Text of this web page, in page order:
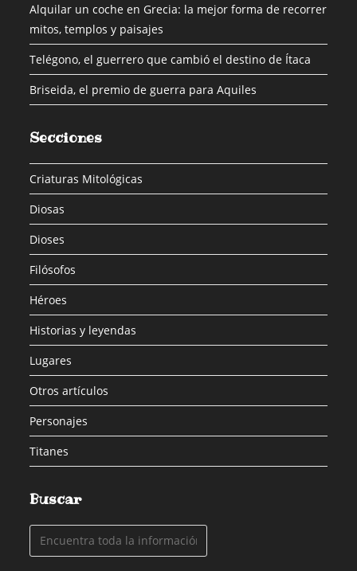
Alquilar un coche en Grecia: la mejor forma de recorrer
mitos, templos y paisajes
Telégono, el guerrero que cambió el destino de Ítaca
Briseida, el premio de guerra para Aquiles
Secciones
Criaturas Mitológicas
Diosas
Dioses
Filósofos
Héroes
Historias y leyendas
Lugares
Otros artículos
Personajes
Titanes
Buscar